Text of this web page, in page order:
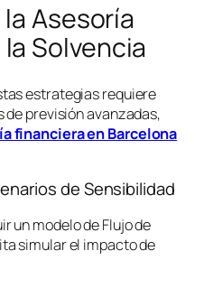
la Asesoría
Solvencia
estrategias requiere
previsión avanzadas,
financiera en Barcelona
de Sensibilidad
un modelo de Flujo de
simular el impacto de